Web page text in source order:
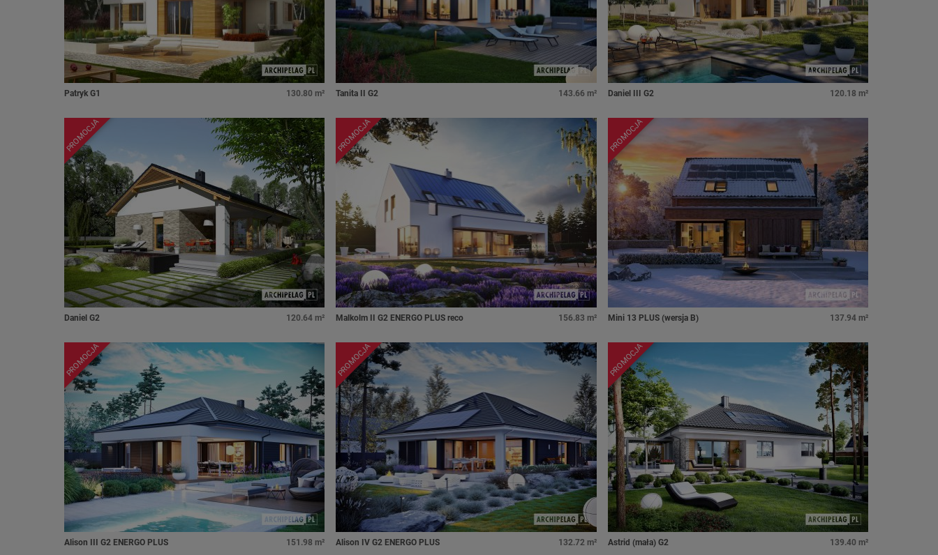
Patryk G1 130.80 m² Tanita II G2 143.66 m² Daniel III G2 120.18 m²
PROMOCJA
Daniel G2 120.64 m²
PROMOCJA
Malkolm II G2 ENERGO PLUS reco 156.83 m²
PROMOCJA
Mini 13 PLUS (wersja B) 137.94 m²
PROMOCJA
Alison III G2 ENERGO PLUS 151.98 m²
PROMOCJA
Alison IV G2 ENERGO PLUS 132.72 m²
PROMOCJA
Astrid (mała) G2 139.40 m²